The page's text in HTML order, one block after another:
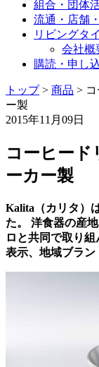
組合・団体
流通・店舗
リビングタ
会社概
購読・申し
トップ> 商品 >
ー製
2015年11月09日
コーヒー
ーカー製
Kalita（カリタ）
た。 洋食器の産
ロと共同で取り
表示、地域ブラン